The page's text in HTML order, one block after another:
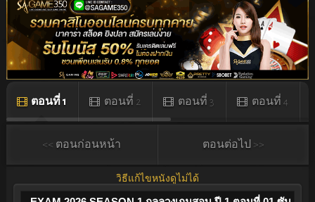
ตอนที่ 1 ตอนที่ 2 ตอนที่ 3 ตอนที่ 4
<< ตอนก่อนหน้า ตอนต่อไป >>
วิธีแก้ไขหนังดูไม่ได้